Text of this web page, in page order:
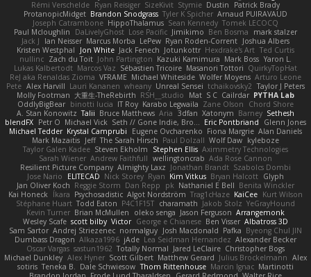
Rémi Verschelde Ryan Reisiger SizeKivit Stymie Dustin
Patrick Brady
ProtanopicMidget Brandon Snodgrass Tyler K Spicher Arnaud PUIRAVAUD
Joseph Catrambone HippoThalamus Sean Kennedy Tomek LECOCQ
Paul Mcloughlin
DaLivelyGhost Lose Pacific Jimikimo Ben Bosma
mark stalzer
Jack J
Ian Neisser Marcus Morba LePew Ryan Roden-Corrent Joshua Albers
Kristen Westphal
Jon White Jack Fenech Jotunkottr Hexdrake's Art Ted Curtis
nullinc Zach du Toit John Partington Kazuki Kamimura Mark Boss Yaron L.
Lukas Kalbertodt Marcos Vaz Sébastien Tricoire Masanori Tottori QuirkyTopHat
ReJ aka Renaldas Zioma VFRAME Michael Whiteside Wolfer Moyens Arturo Leone
Pete Alex Harvill Lauri Kananen wheany Unreal Sensei tchaikovsky2 Taylor J Peters
Molly Footman 大重生-TheRebirth RSH__studio Mat S C Cailrdar PYTHA Lab
OddlyBigBear binotti lucia IT Roy Karabo Legwaila Zane Olson
Chord Shore
A. Stan Konowitz Talii Bruce Matthews Aria 3dfan Xatonym Barney Sethesh
blendFX Petr O Michael Vick Seth // Gone Indie, Bro... Eric Pontbriand
Glenn Jones
Michael Tedder Krystal Camprubi Eugene Ovcharenko Fiona Margrie Alan Daniels
Mark Mazaitis Jeff The Sarah Hirsch Paul Dolzall Wolf Daw kyleboze
Taylor Galen Kadee Steven Ekholm Stephen Ellis Aximmetry Technologies
Sarah Wiener Andrew Faithfull wellingtoncrab Ada Rose Cannon
Resilient Picture Company Almighty Laxz Jonathan Brandt Szabolcs Dombi
Jose Nario
ELITECAD Nick Storey Ryan Kim Vitkus Bryan Halcott Glyph
Jan Oliver Koch Reggie Storm Dan Repp pk Nathaniel E Bell Benita Winckler
Kai Honeck Íkara Psychosadistic Algot Nordström Trag1cHaze KaiCee Kurt Wilson
Stéphane Huart Todd Eaton P4C1F15T charamath Jakob Stolz YeGrayHound
Kevin Turner Brian McMullen oleko senga Jason Ferguson Arrangemonk
Wesley Scafe scott bilby Victor George e Chianese Ben Visser Albatross 3D
Sam Sartor Andrej Striezenec normalguy Josh Macdonald Pafka Byeong Chul JIN
Dumbass Dragon Alkaza1996 jAde Lea Seidman Hernandez Alexander Becker
Oscar Vargas sastun1962 Totally Normal Jared LeClaire Christopher Bogs
Michael Dunkley Alex Hyner Scott Gilbert Matthew Gerard Julius Brockelmann Alex
sotiris Teneka B. Dale Schwiesow Thom Rittenhouse Marcin Ignac Martinotti